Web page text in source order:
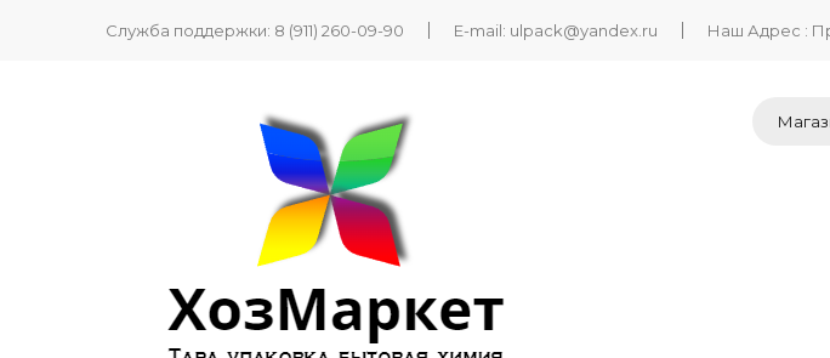
Служба поддержки: 8 (911) 260-09-90 E-mail: ulpack@yandex.ru Наш Адрес :